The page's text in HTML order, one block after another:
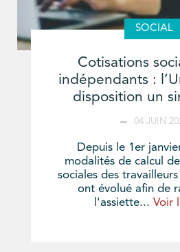
SOCIAL
Cotisations
indépendants :
disposition un
04 JUIN
Depuis le 1er
modalités de calcul
sociales des
ont évolué afin de
l'assiette... Voir